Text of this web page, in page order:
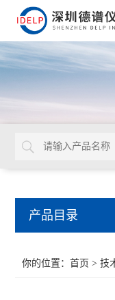
产品目录
你的位置：首页 >技